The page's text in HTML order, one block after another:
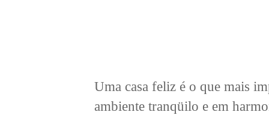
Uma casa feliz é o que mais
ambiente tranqüilo e em